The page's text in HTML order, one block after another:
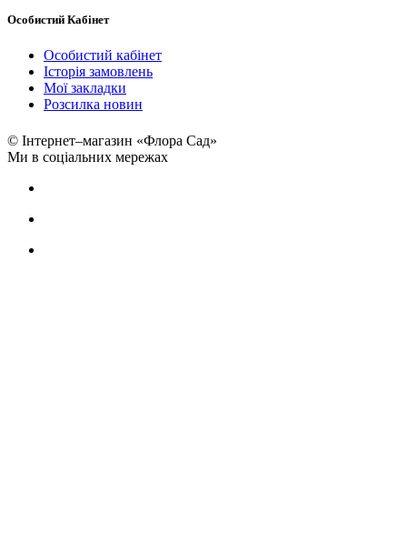
Особистий Кабінет
Особистий кабінет
Історія замовлень
Мої закладки
Розсилка новин
© Інтернет–магазин «Флора Сад»
Ми в соціальних мережах